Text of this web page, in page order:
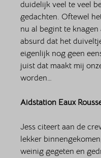
duidelijk veel te veel
gedachten. Oftewel
nu al begint te
absurd dat het
eigenlijk nog geen
juist dat maakt mij
worden…
Aidstation Eaux
Jess citeert aan de
lekker
weinig gegeten en